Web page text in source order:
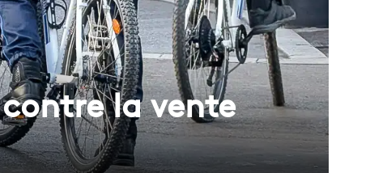
la vente